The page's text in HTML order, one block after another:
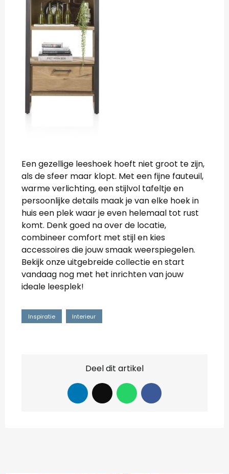
Een gezellige leeshoek hoeft niet groot te zijn,
als de sfeer maar klopt. Met een fijne fauteuil,
warme verlichting, een stijlvol tafeltje en
persoonlijke details maak je van elke hoek in
huis een plek waar je even helemaal tot rust
komt. Denk goed na over de locatie,
combineer comfort met stijl en kies
accessoires die jouw smaak weerspiegelen.
Bekijk onze uitgebreide collectie en start
vandaag nog met het inrichten van jouw
ideale leesplek!
Inspiratie Interieur
Deel dit artikel